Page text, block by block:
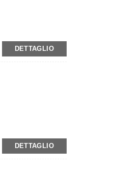
DETTAGLIO
AWT100
DETTAGLIO